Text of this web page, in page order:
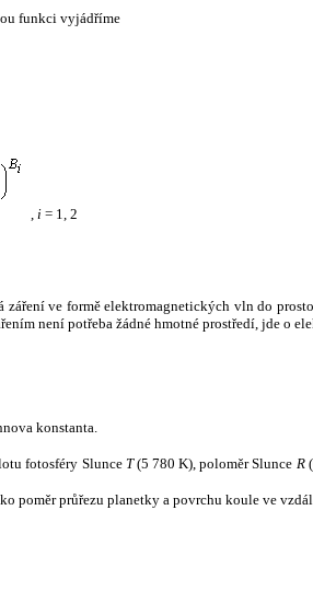
funkci vyjádříme
, i = 1, 2
ve formě elektromagnetických vln do
není potřeba žádné hmotné prostředí, jde o
konstanta.
fotosféry Slunce T(5 780 K), poloměr Slunce R
poměr průřezu planetky a povrchu koule ve